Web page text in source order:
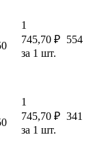
1
745,70 ₽
за 1 шт.
554
1
745,70 ₽
за 1 шт.
341